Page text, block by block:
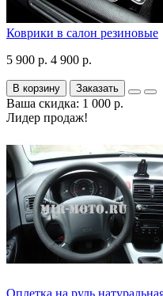
Коврики в салон резиновые
5 900 р. 4 900 р.
В корзину Заказать
Ваша скидка: 1 000 р.
Лидер продаж!
Оплетка на руль